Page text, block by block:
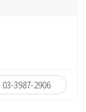
03-3987-2906